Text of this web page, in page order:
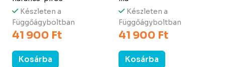
Készleten a
Függőágyboltban
41 900 Ft
Kosárba
Készleten a
Függőágyboltban
41 900 Ft
Kosárba